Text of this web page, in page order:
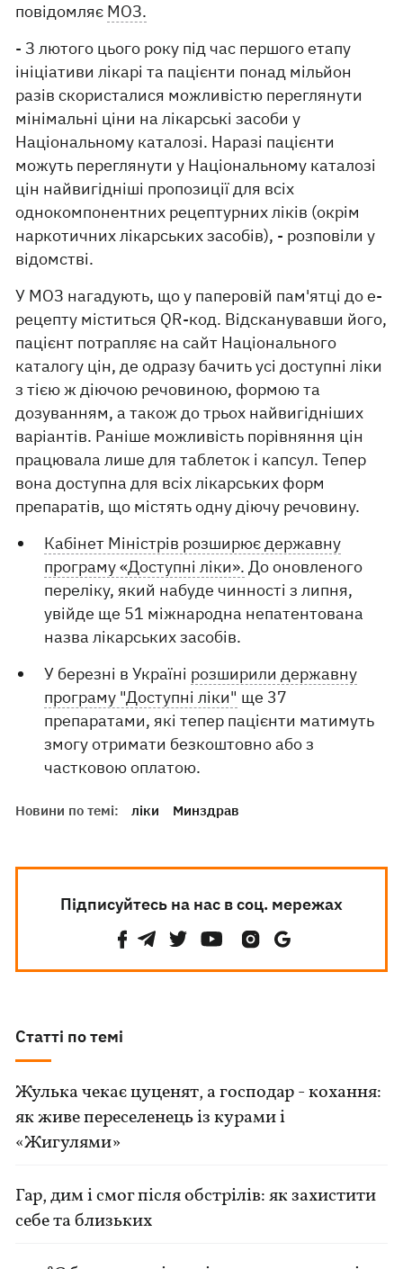
повідомляє МОЗ.
- З лютого цього року під час першого етапу
ініціативи лікарі та пацієнти понад мільйон
разів скористалися можливістю переглянути
мінімальні ціни на лікарські засоби у
Національному каталозі. Наразі пацієнти
можуть переглянути у Національному каталозі
цін найвигідніші пропозиції для всіх
однокомпонентних рецептурних ліків (окрім
наркотичних лікарських засобів), - розповіли у
відомстві.
У МОЗ нагадують, що у паперовій пам'ятці до е-
рецепту міститься QR-код. Відсканувавши його,
пацієнт потрапляє на сайт Національного
каталогу цін, де одразу бачить усі доступні ліки
з тією ж діючою речовиною, формою та
дозуванням, а також до трьох найвигідніших
варіантів. Раніше можливість порівняння цін
працювала лише для таблеток і капсул. Тепер
вона доступна для всіх лікарських форм
препаратів, що містять одну діючу речовину.
Кабінет Міністрів розширює державну
програму «Доступні ліки». До оновленого
переліку, який набуде чинності з липня,
увійде ще 51 міжнародна непатентована
назва лікарських засобів.
У березні в Україні розширили державну
програму "Доступні ліки" ще 37
препаратами, які тепер пацієнти матимуть
змогу отримати безкоштовно або з
частковою оплатою.
Новини по темі: ліки Минздрав
Підписуйтесь на нас в соц. мережах
Статті по темі
Жулька чекає цуценят, а господар - кохання:
як живе переселенець із курами і
«Жигулями»
Гар, дим і смог після обстрілів: як захистити
себе та близьких